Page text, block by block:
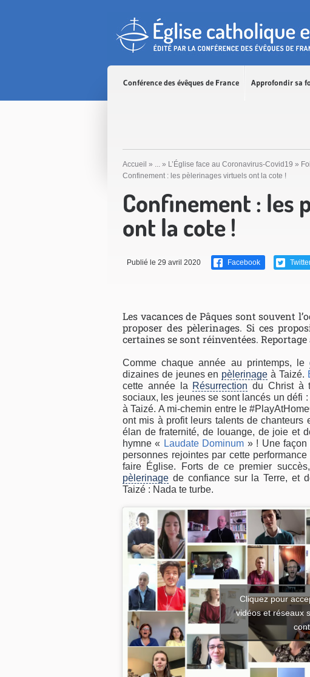
Conférence des évêques de France Approfondir sa
Accueil » ... » L’Église face au Coronavirus-Covid19 »
Confinement : les pèlerinages virtuels ont la cote !
Confinement : les
ont la cote !
Publié le 29 avril 2020 Facebook
Les vacances de Pâques sont souvent
proposer des pèlerinages. Si ces
certaines se sont réinventées.
Comme chaque année au printemps, le
dizaines de jeunes en pèlerinage à Taizé.
cette année la Résurrection du Christ à
sociaux, les jeunes se sont lancés un défi
à Taizé. A mi-chemin entre le
ont mis à profit leurs talents de chanteurs
élan de fraternité, de louange, de joie et
hymne « Laudate Dominum » ! Une
personnes rejointes par cette
faire Église. Forts de ce premier
pèlerinage de confiance sur la Terre, et
Taizé : Nada te turbe.
Cliquez pour
vidéos et réseaux